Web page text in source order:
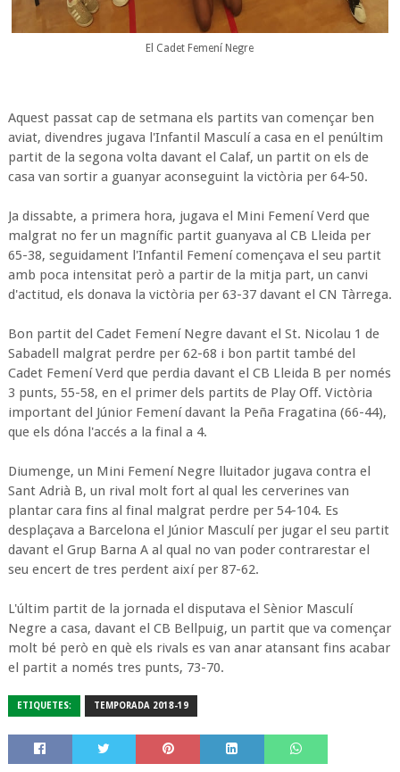
El Cadet Femení Negre
Aquest passat cap de setmana els partits van començar ben
aviat, divendres jugava l'Infantil Masculí a casa en el penúltim
partit de la segona volta davant el Calaf, un partit on els de
casa van sortir a guanyar aconseguint la victòria per 64-50.
Ja dissabte, a primera hora, jugava el Mini Femení Verd que
malgrat no fer un magnífic partit guanyava al CB Lleida per
65-38, seguidament l'Infantil Femení començava el seu partit
amb poca intensitat però a partir de la mitja part, un canvi
d'actitud, els donava la victòria per 63-37 davant el CN Tàrrega.
Bon partit del Cadet Femení Negre davant el St. Nicolau 1 de
Sabadell malgrat perdre per 62-68 i bon partit també del
Cadet Femení Verd que perdia davant el CB Lleida B per només
3 punts, 55-58, en el primer dels partits de Play Off. Victòria
important del Júnior Femení davant la Peña Fragatina (66-44),
que els dóna l'accés a la final a 4.
Diumenge, un Mini Femení Negre lluitador jugava contra el
Sant Adrià B, un rival molt fort al qual les cerverines van
plantar cara fins al final malgrat perdre per 54-104. Es
desplaçava a Barcelona el Júnior Masculí per jugar el seu partit
davant el Grup Barna A al qual no van poder contrarestar el
seu encert de tres perdent així per 87-62.
L'últim partit de la jornada el disputava el Sènior Masculí
Negre a casa, davant el CB Bellpuig, un partit que va començar
molt bé però en què els rivals es van anar atansant fins acabar
el partit a només tres punts, 73-70.
ETIQUETES: TEMPORADA 2018-19